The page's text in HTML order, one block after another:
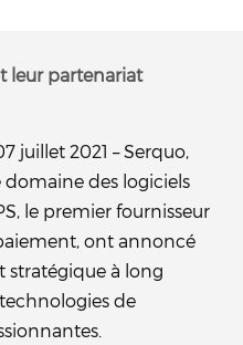
leur partenariat
juillet 2021 – Serquo,
domaine des logiciels
le premier fournisseur
ont annoncé
stratégique à long
de